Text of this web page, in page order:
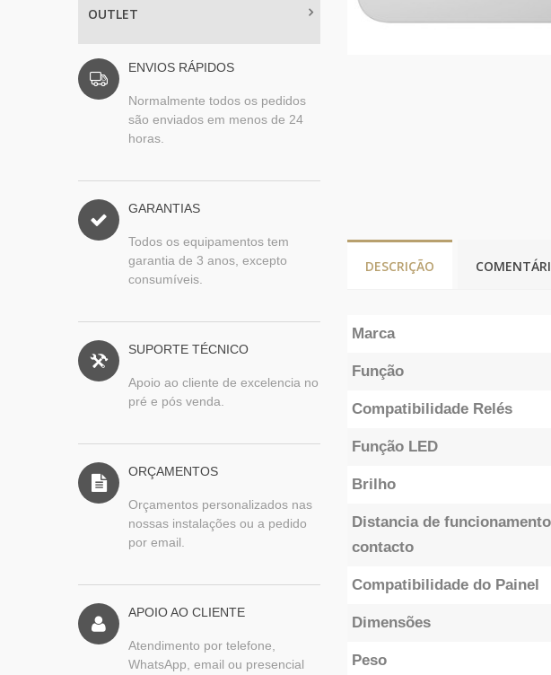
OUTLET
ENVIOS RÁPIDOS
Normalmente todos os pedidos
são enviados em menos de 24
horas.
GARANTIAS
Todos os equipamentos tem
garantia de 3 anos, excepto
consumíveis.
SUPORTE TÉCNICO
Apoio ao cliente de excelencia no
pré e pós venda.
ORÇAMENTOS
Orçamentos personalizados nas
nossas instalações ou a pedido
por email.
APOIO AO CLIENTE
Atendimento por telefone,
WhatsApp, email ou presencial
DESCRIÇÃO
Marca
Função
Compatibilidade Relés
Função LED
Brilho
Distancia de
contacto
Compatibilidade do Painel
Dimensões
Peso